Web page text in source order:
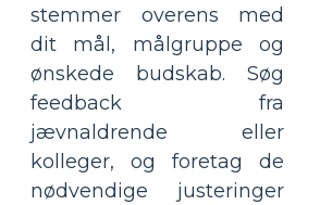
stemmer overens med
dit mål, målgruppe og
ønskede budskab. Søg
feedback fra
jævnaldrende eller
kolleger, og foretag de
nødvendige justeringer